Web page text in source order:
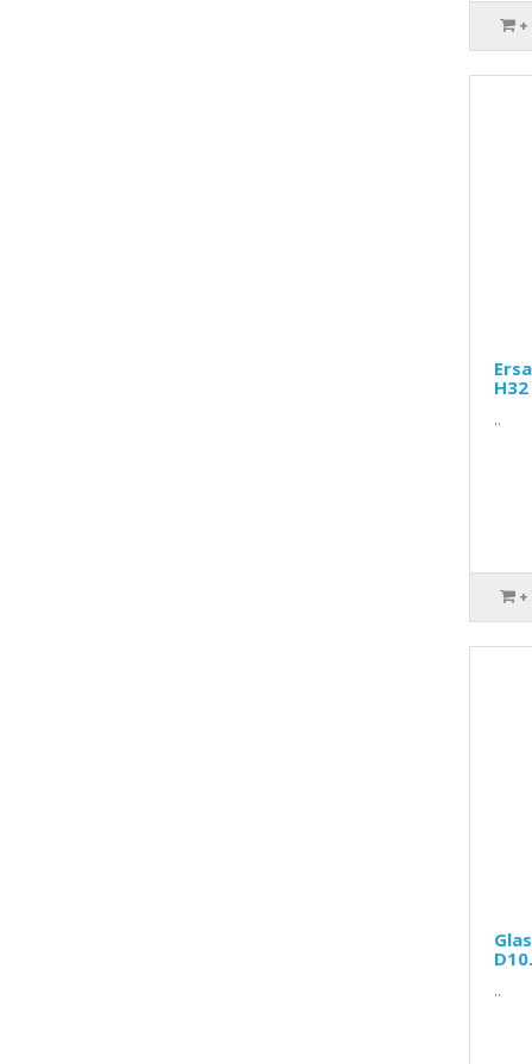
+
H32
..
+
..